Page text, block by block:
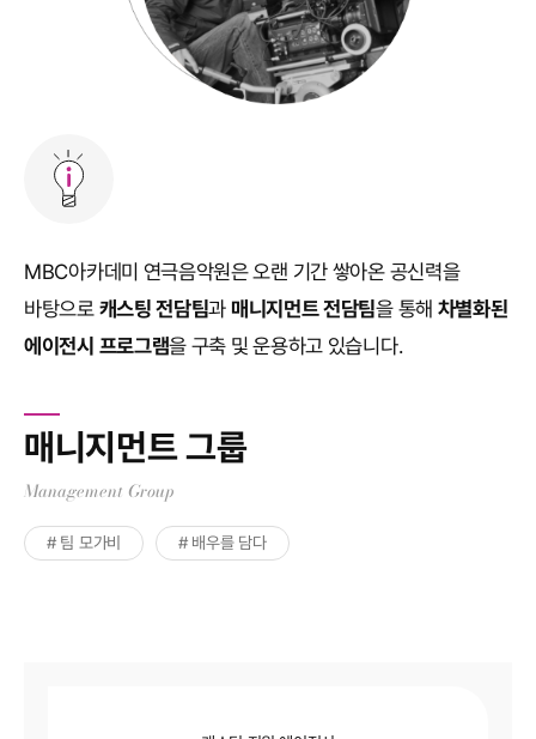
MBC아카데미 연극음악원은 오랜 기간 쌓아온 공신력을
바탕으로 캐스팅 전담팀과 매니지먼트 전담팀을 통해 차별화된
에이전시 프로그램을 구축 및 운용하고 있습니다.
매니지먼트 그룹
Management Group
# 팀 모가비 # 배우를 담다